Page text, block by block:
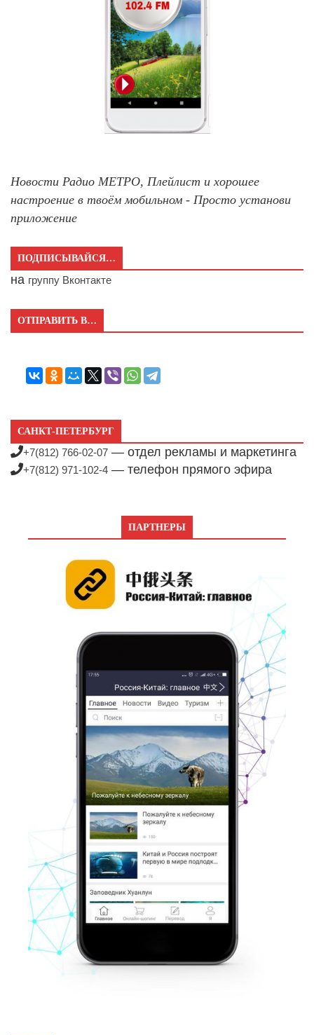
Новости Радио МЕТРО, Плейлист и хорошее
настроение в твоём мобильном - Просто установи
приложение
ПОДПИСЫВАЙСЯ…
на группу Вконтакте
ОТПРАВИТЬ В…
САНКТ-ПЕТЕРБУРГ
+7(812) 766-02-07 — отдел рекламы и маркетинга
+7(812) 971-102-4 — телефон прямого эфира
ПАРТНЕРЫ